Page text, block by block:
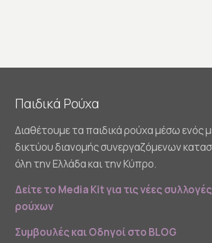
Παιδικά Ρούχα
Διαθέτουμε τα παιδικά ρούχα μέσω ενός
δικτύου διανομής συνεργαζόμενων
όλη την Ελλάδα και την Κύπρο.
Δείτε το Media Kit για τις νέες
ρούχων
Συμβουλές και Οδηγοί στο BLOG